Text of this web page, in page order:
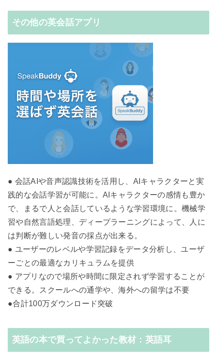
その他の英会話アプリ
● 会話AIや音声認識技術を活用し、AIキャラクターと実
践的な会話学習が可能に。AIキャラクターの感情も豊か
で、まるで人と会話しているような学習環境に。機械学
習や自然言語処理、ディープラーニングによって、人に
は判断が難しい発音の採点が出来る。
● ユーザーのレベルや学習記録をデータ分析し、ユーザ
ーごとの最適なカリキュラムを提供
● アプリなので場所や時間に限定されず学習することが
できる。スクールへの通学や、海外への留学は不要
●合計100万ダウンロード突破
英語の本で買ってよかった教材：英語耳